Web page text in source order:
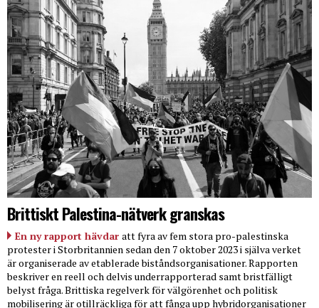
Brittiskt Palestina-nätverk granskas
En ny rapport hävdar att fyra av fem stora pro-palestinska
protester i Storbritannien sedan den 7 oktober 2023 i själva verket
är organiserade av etablerade biståndsorganisationer. Rapporten
beskriver en reell och delvis underrapporterad samt bristfälligt
belyst fråga. Brittiska regelverk för välgörenhet och politisk
mobilisering är otillräckliga för att fånga upp hybridorganisationer